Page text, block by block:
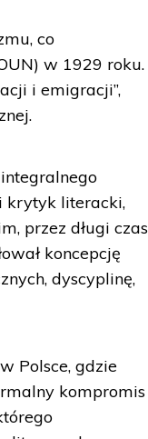
co
w 1929 roku.
i emigracji”,
krytyk literacki,
przez długi czas
koncepcję
dyscyplinę,
Polsce, gdzie
kompromis